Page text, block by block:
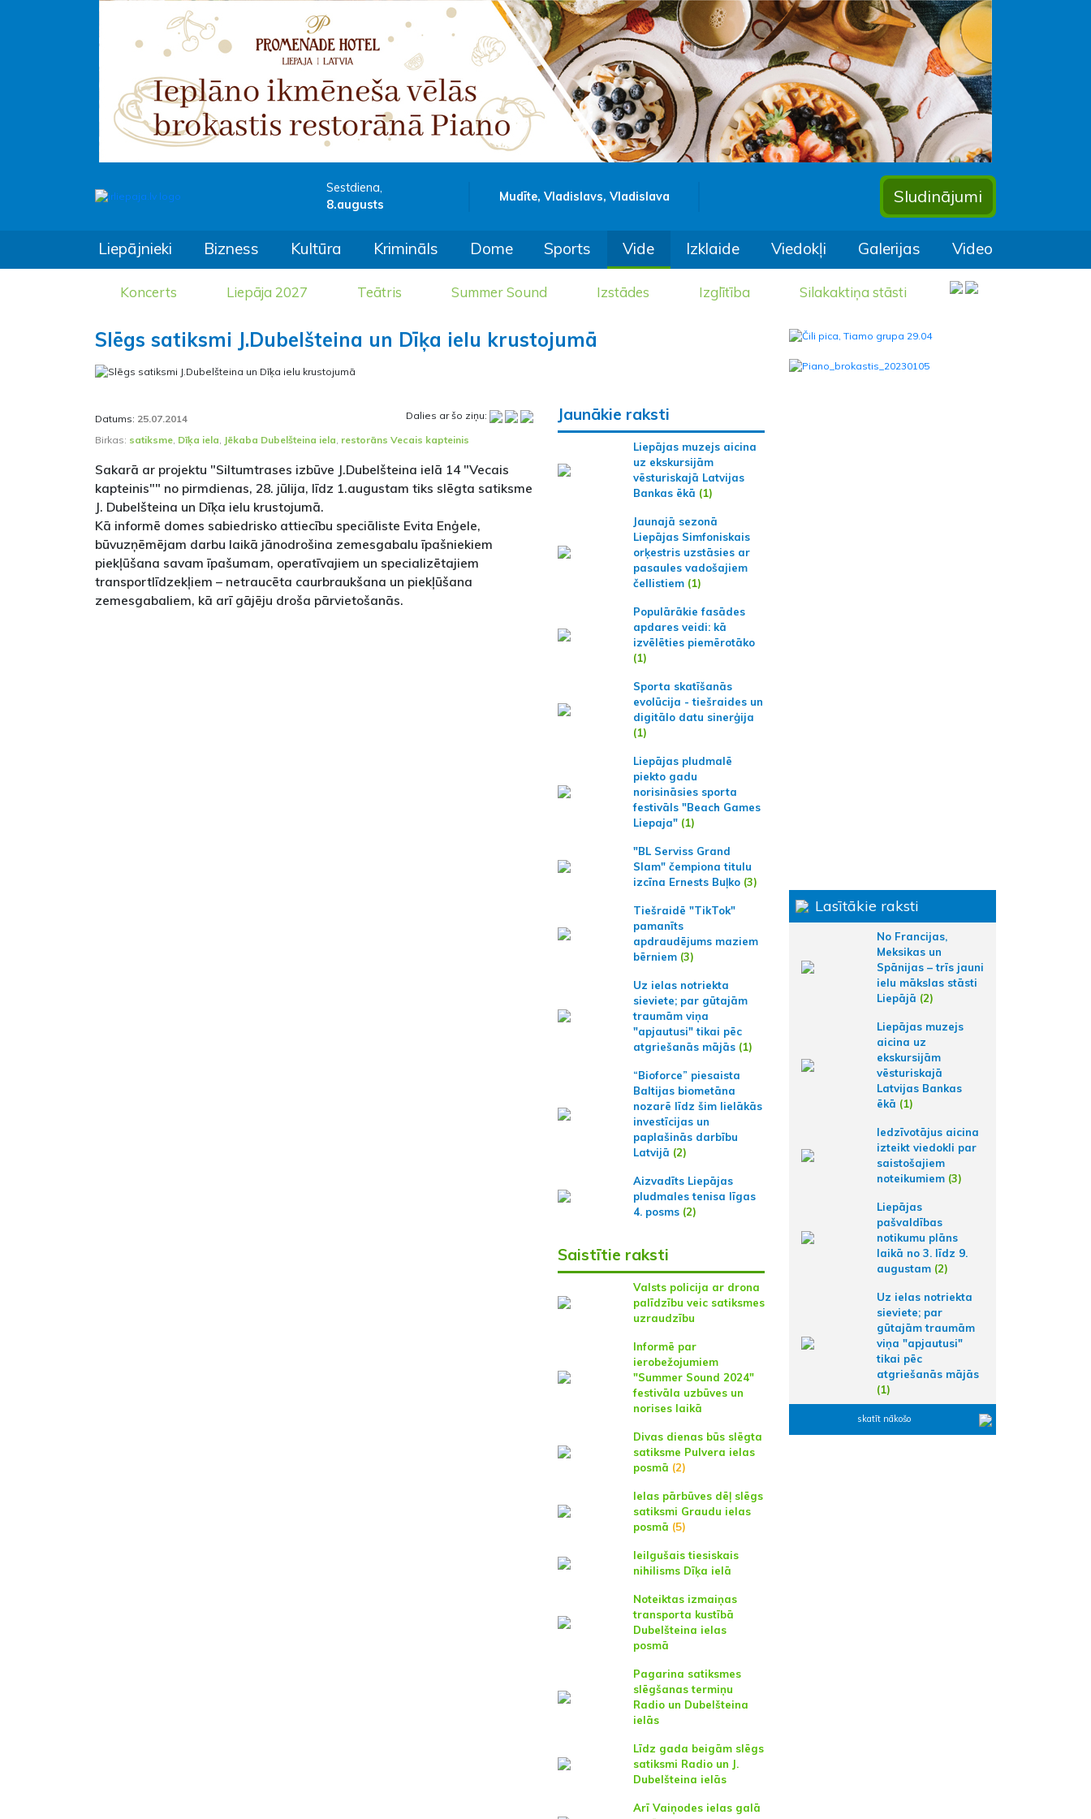
Sestdiena,
8.augusts
Mudīte, Vladislavs, Vladislava Sludinājumi
Liepājnieki Bizness Kultūra Krimināls Dome Sports Vide Izklaide Viedokļi Galerijas Video
Koncerts Liepāja 2027 Teātris Summer Sound Izstādes Izglītība Silakaktiņa stāsti
Slēgs satiksmi J.Dubelšteina un Dīķa ielu krustojumā
Datums: 25.07.2014
Dalies ar šo ziņu:
Birkas: satiksme Dīķa iela Jēkaba Dubelšteina iela restorāns Vecais kapteinis
Sakarā ar projektu "Siltumtrases izbūve J.Dubelšteina ielā 14 "Vecais
kapteinis"" no pirmdienas, 28. jūlija, līdz 1.augustam tiks slēgta satiksme
J. Dubelšteina un Dīķa ielu krustojumā.
Kā informē domes sabiedrisko attiecību speciāliste Evita Enģele,
būvuzņēmējam darbu laikā jānodrošina zemesgabalu īpašniekiem
piekļūšana savam īpašumam, operatīvajiem un specializētajiem
transportlīdzekļiem – netraucēta caurbraukšana un piekļūšana
zemesgabaliem, kā arī gājēju droša pārvietošanās.
Jaunākie raksti
Liepājas muzejs aicina
uz ekskursijām
vēsturiskajā Latvijas
Bankas ēkā (1)
Jaunajā sezonā
Liepājas Simfoniskais
orķestris uzstāsies ar
pasaules vadošajiem
čellistiem(1)
Populārākie fasādes
apdares veidi: kā
izvēlēties piemērotāko
(1)
Sporta skatīšanās
evolūcija - tiešraides un
digitālo datu sinerģija
(1)
Liepājas pludmalē
piekto gadu
norisināsies sporta
festivāls "Beach Games
Liepaja"(1)
"BL Serviss Grand
Slam" čempiona titulu
izcīna Ernests Buļko(3)
Tiešraidē "TikTok"
pamanīts
apdraudējums maziem
bērniem(3)
Uz ielas notriekta
sieviete; par gūtajām
traumām viņa
"apjautusi" tikai pēc
atgriešanās mājās(1)
“Bioforce” piesaista
Baltijas biometāna
nozarē līdz šim lielākās
investīcijas un
paplašinās darbību
Latvijā (2)
Aizvadīts Liepājas
pludmales tenisa līgas
4. posms(2)
Saistītie raksti
Valsts policija ar drona
palīdzību veic satiksmes
uzraudzību
Informē par
ierobežojumiem
"Summer Sound 2024"
festivāla uzbūves un
norises laikā
Divas dienas būs slēgta
satiksme Pulvera ielas
posmā (2)
Ielas pārbūves dēļ slēgs
satiksmi Graudu ielas
posmā (5)
Ieilgušais tiesiskais
nihilisms Dīķa ielā
Noteiktas izmaiņas
transporta kustībā
Dubelšteina ielas
posmā
Pagarina satiksmes
slēgšanas termiņu
Radio un Dubelšteina
ielās
Līdz gada beigām slēgs
satiksmi Radio un J.
Dubelšteina ielās
Arī Vaiņodes ielas galā
Lasītākie raksti
No Francijas,
Meksikas un
Spānijas – trīs jauni
ielu mākslas stāsti
Liepājā (2)
Liepājas muzejs
aicina uz
ekskursijām
vēsturiskajā
Latvijas Bankas
ēkā (1)
Iedzīvotājus aicina
izteikt viedokli par
saistošajiem
noteikumiem (3)
Liepājas
pašvaldības
notikumu plāns
laikā no 3. līdz 9.
augustam (2)
Uz ielas notriekta
sieviete; par
gūtajām traumām
viņa "apjautusi"
tikai pēc
atgriešanās mājās
(1)
skatīt nākošo